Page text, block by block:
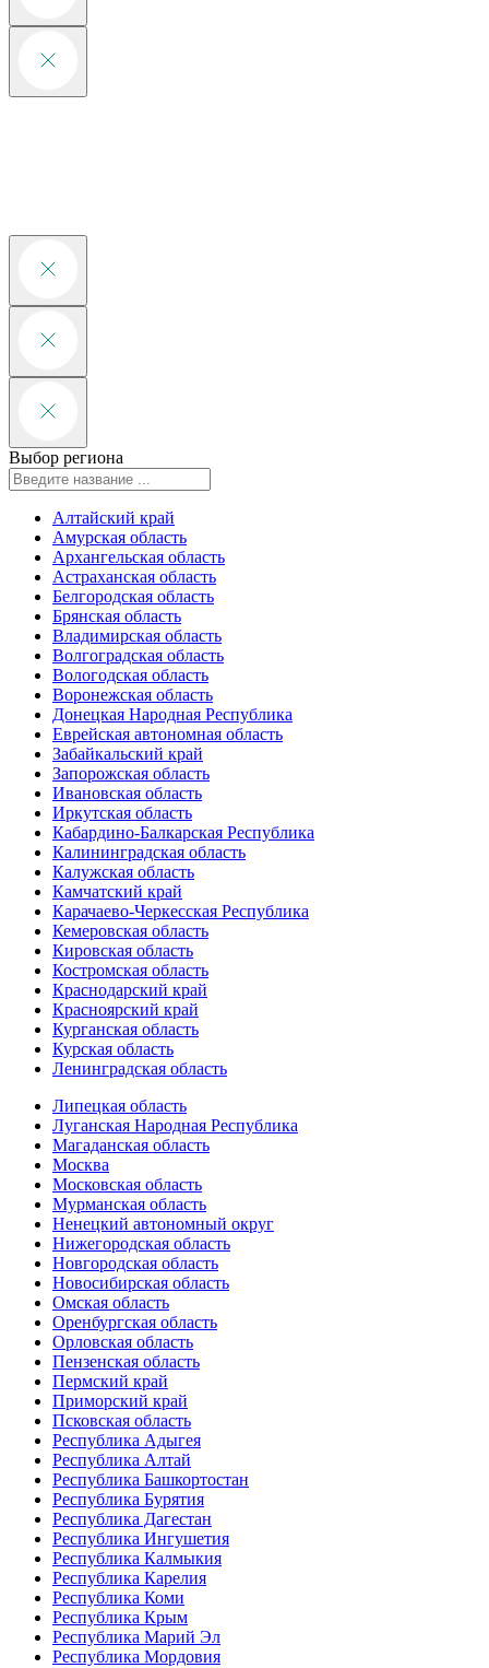
Выбор региона
Алтайский край
Амурская область
Архангельская область
Астраханская область
Белгородская область
Брянская область
Владимирская область
Волгоградская область
Вологодская область
Воронежская область
Донецкая Народная Республика
Еврейская автономная область
Забайкальский край
Запорожская область
Ивановская область
Иркутская область
Кабардино-Балкарская Республика
Калининградская область
Калужская область
Камчатский край
Карачаево-Черкесская Республика
Кемеровская область
Кировская область
Костромская область
Краснодарский край
Красноярский край
Курганская область
Курская область
Ленинградская область
Липецкая область
Луганская Народная Республика
Магаданская область
Москва
Московская область
Мурманская область
Ненецкий автономный округ
Нижегородская область
Новгородская область
Новосибирская область
Омская область
Оренбургская область
Орловская область
Пензенская область
Пермский край
Приморский край
Псковская область
Республика Адыгея
Республика Алтай
Республика Башкортостан
Республика Бурятия
Республика Дагестан
Республика Ингушетия
Республика Калмыкия
Республика Карелия
Республика Коми
Республика Крым
Республика Марий Эл
Республика Мордовия